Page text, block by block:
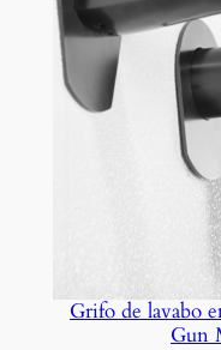
Grifo de lavabo
Gun